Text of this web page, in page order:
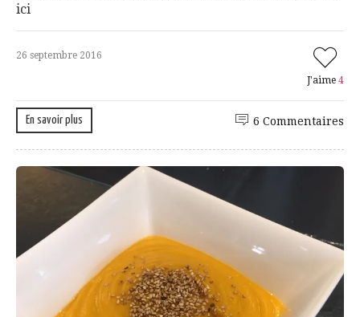
ici
26 septembre 2016
J'aime 4
En savoir plus 6 Commentaires